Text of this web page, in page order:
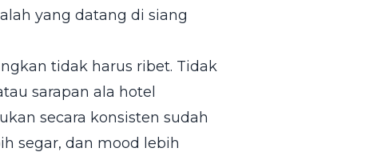
yang datang di siang
tidak harus ribet. Tidak
sarapan ala hotel
secara konsisten sudah
segar, dan mood lebih